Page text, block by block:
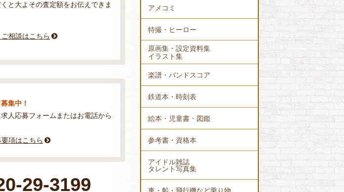
と大よその査定額をお伝えできま
相談はこちら
集中！
人応募フォームまたはお電話から
項はこちら
29-3199
アメコミ
特撮・ヒーロー
原画集・設定資料集
イラスト集
楽譜・バンドスコア
鉄道本・時刻表
絵本・児童書・図鑑
参考書・資格本
アイドル雑誌
タレント写真集